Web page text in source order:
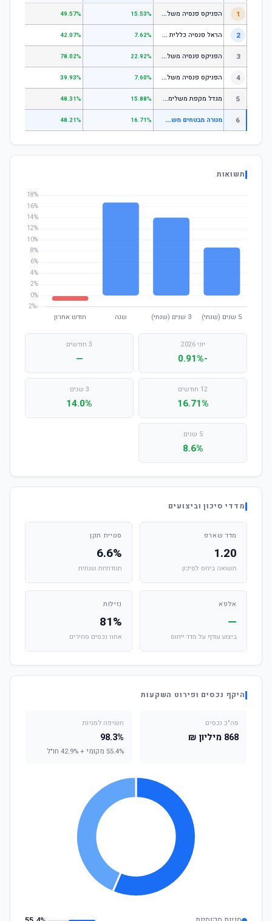
1 ה
פניקס פנסיה משלימה - מסלול לבני 50 ומטה 15.53%
49.57%
2 ה
ראל פנסיה כללית עוקב מדד s1;p 7.62%
42.07%
3 ה
פניקס פנסיה משלימה - מניות 22.92%
78.02%
4 ה
פניקס פנסיה משלימה עוקב מדד S1;P500 7.60%
39.93%
5 מ
גדל מקפת משלימה לבני 50 ומטה 15.88%
48.31%
6 מ
נורה מבטחים משלימה -יעד לפרישה 2050 16.71%
48.21%
תשואות
יוני 2026
-0.91%
3 חודשים
—
12 חודשים
16.71%
3 שנים
14.0%
5 שנים
8.6%
מדדי סיכון וביצועים
מדד שארפ
1.20
תשואה ביחס לסיכון
סטיית תקן
6.6%
תנודתיות שנתית
אלפא
—
ביצוע עודף על מדד ייחוס
נזילות
81%
אחוז נכסים סחירים
היקף נכסים ופירוט השקעות
סה"כ נכסים
868 מיליון ₪
חשיפה למניות
98.3%
55.4% מקומי + 42.9% חו"ל